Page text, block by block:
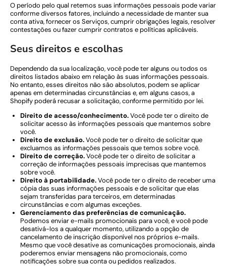
O período pelo qual retemos suas informações pessoais pode variar
conforme diversos fatores, incluindo a necessidade de manter sua
conta ativa, fornecer os Serviços, cumprir obrigações legais, resolver
contestações ou fazer cumprir contratos e políticas aplicáveis.
Seus direitos e escolhas
Dependendo da sua localização, você pode ter alguns ou todos os
direitos listados abaixo em relação às suas informações pessoais.
No entanto, esses direitos não são absolutos, podem se aplicar
apenas em determinadas circunstâncias e, em alguns casos, a
Shopify poderá recusar a solicitação, conforme permitido por lei.
Direito de acesso/conhecimento.Você pode ter o direito de
solicitar acesso às informações pessoais que mantemos sobre
você.
Direito de exclusão.Você pode ter o direito de solicitar que
excluamos as informações pessoais que temos sobre você.
Direito de correção.Você pode ter o direito de solicitar a
correção de informações pessoais imprecisas que mantemos
sobre você.
Direito à portabilidade.Você pode ter o direito de receber uma
cópia das suas informações pessoais e de solicitar que elas
sejam transferidas para terceiros, em determinadas
circunstâncias e com algumas exceções.
Gerenciamento das preferências de comunicação.
Podemos enviar e-mails promocionais para você, e você pode
desativá-los a qualquer momento, utilizando a opção de
cancelamento de inscrição disponível nos próprios e-mails.
Mesmo que você desative as comunicações promocionais, ainda
poderemos enviar mensagens não promocionais, como
notificações sobre sua conta ou pedidos realizados.